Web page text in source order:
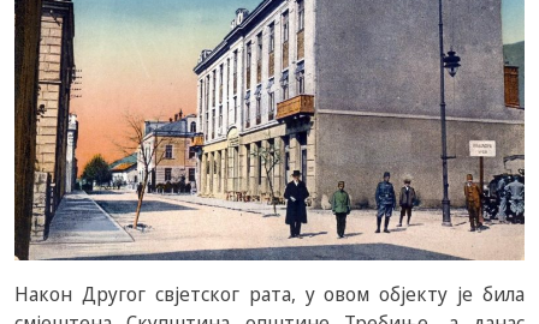
Након Другог свјетског рата, у овом објекту је била